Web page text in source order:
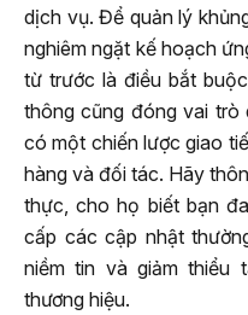
dịch vụ. Để quản lý
nghiêm ngặt kế hoạch
từ trước là điều bắt
thông cũng đóng vai trò
có một chiến lược giao
hàng và đối tác. Hãy
thực, cho họ biết bạn
cấp các cập nhật
niềm tin và giảm
thương hiệu.